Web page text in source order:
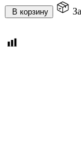
В корзину